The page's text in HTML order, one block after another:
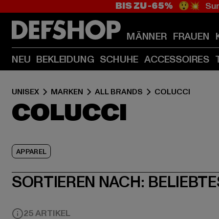
BIS ZU -65% 😲💥
MÄNNER FRAUEN
NEU BEKLEIDUNG SCHUHE ACCESSOIRES
UNISEX MARKEN ALL BRANDS COLUCCI
COLUCCI
APPAREL
SORTIEREN NACH:
25 ARTIKEL